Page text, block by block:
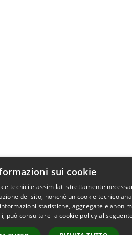
sui cookie
tecnici e assimilati strettamente
del sito, nonché un cookie tecnico
statistiche, aggregate e
può consultare la cookie policy al